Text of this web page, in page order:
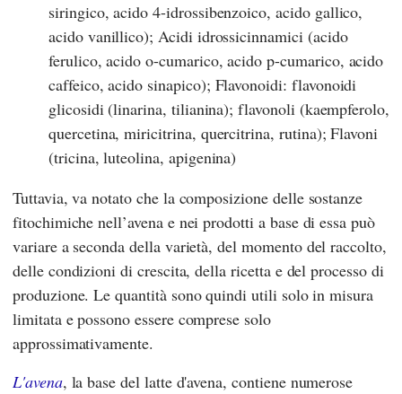
siringico, acido 4-idrossibenzoico, acido gallico,
acido vanillico); Acidi idrossicinnamici (acido
ferulico, acido o-cumarico, acido p-cumarico, acido
caffeico, acido sinapico); Flavonoidi: flavonoidi
glicosidi (linarina, tilianina); flavonoli (kaempferolo,
quercetina, miricitrina, quercitrina, rutina); Flavoni
(tricina, luteolina, apigenina)
Tuttavia, va notato che la composizione delle sostanze
fitochimiche nell’avena e nei prodotti a base di essa può
variare a seconda della varietà, del momento del raccolto,
delle condizioni di crescita, della ricetta e del processo di
produzione. Le quantità sono quindi utili solo in misura
limitata e possono essere comprese solo
approssimativamente.
L'avena, la base del latte d'avena, contiene numerose